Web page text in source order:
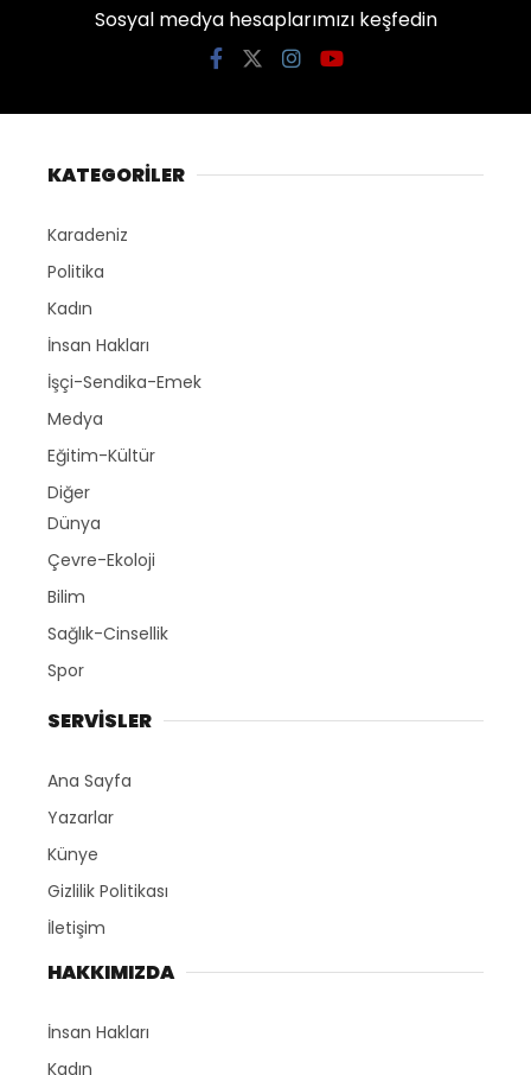
Sosyal medya hesaplarımızı keşfedin
KATEGORİLER
Karadeniz
Politika
Kadın
İnsan Hakları
İşçi-Sendika-Emek
Medya
Eğitim-Kültür
Diğer
Dünya
Çevre-Ekoloji
Bilim
Sağlık-Cinsellik
Spor
SERVİSLER
Ana Sayfa
Yazarlar
Künye
Gizlilik Politikası
İletişim
HAKKIMIZDA
İnsan Hakları
Kadın